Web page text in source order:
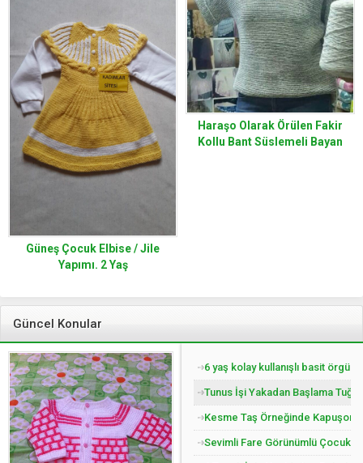
Güneş Çocuk Elbise / Jile
Yapımı. 2 Yaş
Haraşo Olarak Örülen Fakir
Kollu Bant Süslemeli Bayan
Güncel Konular
6 yaş kolay kullanışlı basit örgü
Tunus İşi Yakadan Başlama
Kesme Taş Örneğinde
Sevimli Fare Görünümlü Çocuk